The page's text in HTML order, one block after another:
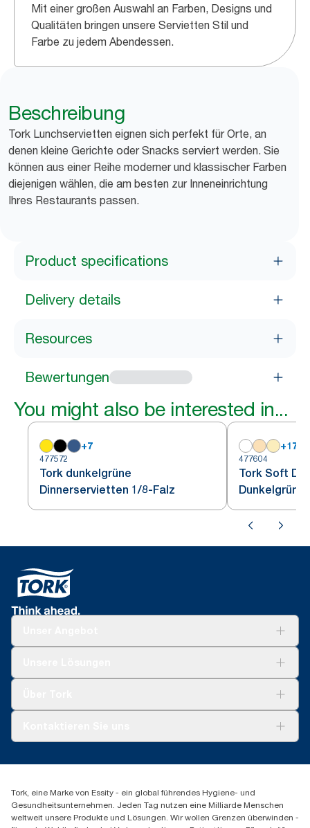
Mit einer großen Auswahl an Farben, Designs und
Qualitäten bringen unsere Servietten Stil und
Farbe zu jedem Abendessen.
Beschreibung
Tork Lunchservietten eignen sich perfekt für Orte, an
denen kleine Gerichte oder Snacks serviert werden. Sie
können aus einer Reihe moderner und klassischer Farben
diejenigen wählen, die am besten zur Inneneinrichtung
Ihres Restaurants passen.
Product specifications
Delivery details
Resources
Bewertungen
You might also be interested in...
+7
477572
Tork dunkelgrüne
Dinnerservietten 1/8-Falz
+17
477604
Tork Soft
Dunkelgrün
Spenderreklamation
+43 (0) 8 10-22 00 84
Essity Austria Vertriebs GmbH
Am Europlatz 2
1120 Wien
Tork, eine Marke von Essity - ein global führendes Hygiene- und
Gesundheitsunternehmen. Jeden Tag nutzen eine Milliarde Menschen
weltweit unsere Produkte und Lösungen. Wir wollen Grenzen überwinden -